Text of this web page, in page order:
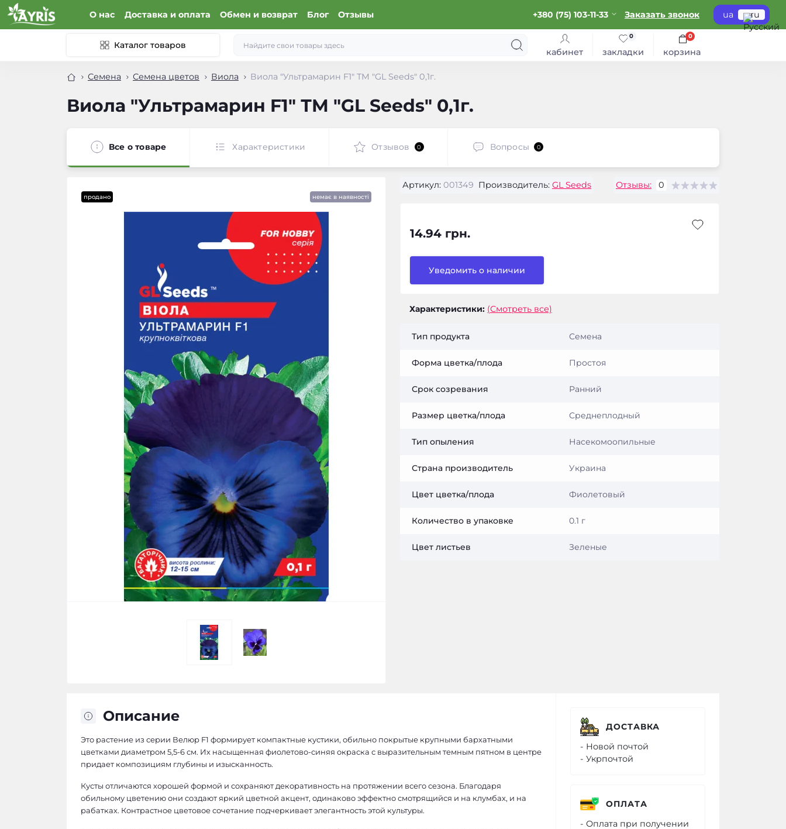
О нас Доставка и оплата Обмен и возврат Блог Отзывы +380 (75) 103-11-33 Заказать звонок ua ru
Каталог товаров
кабинет закладки
0
корзина
0
Семена Семена цветов Виола Виола "Ультрамарин F1" ТМ "GL Seeds" 0,1г.
Виола "Ультрамарин F1" ТМ "GL Seeds" 0,1г.
Все о товаре Характеристики Отзывов 0 Вопросы 0
продано немає в наявності
Артикул: 001349 Производитель: GL Seeds Отзывы: 0
14.94 грн.
Уведомить о наличии
Характеристики: (Смотреть все)
Тип продукта Семена
Форма цветка/плода Простоя
Срок созревания Ранний
Размер цветка/плода Среднеплодный
Тип опыления Насекомоопильные
Страна производитель Украина
Цвет цветка/плода Фиолетовый
Количество в упаковке 0.1 г
Цвет листьев Зеленые
Описание
Это растение из серии Велюр F1 формирует компактные кустики, обильно покрытые крупными бархатными
цветками диаметром 5,5-6 см. Их насыщенная фиолетово-синяя окраска с выразительным темным пятном в центре
придает композициям глубины и изысканность.
Кусты отличаются хорошей формой и сохраняют декоративность на протяжении всего сезона. Благодаря
обильному цветению они создают яркий цветной акцент, одинаково эффектно смотрящийся и на клумбах, и на
рабатках. Контрастное цветовое сочетание подчеркивает элегантность этой культуры.
ДОСТАВКА
- Новой почтой
- Укрпочтой
ОПЛАТА
- Оплата при получении